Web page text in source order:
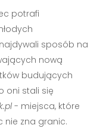
potrafi
sposób na
nową
budujących
oni stali się
- miejsca, które
nie zna granic.